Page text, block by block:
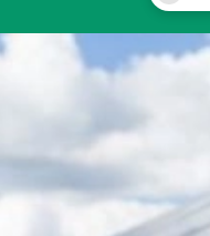
Đang mở